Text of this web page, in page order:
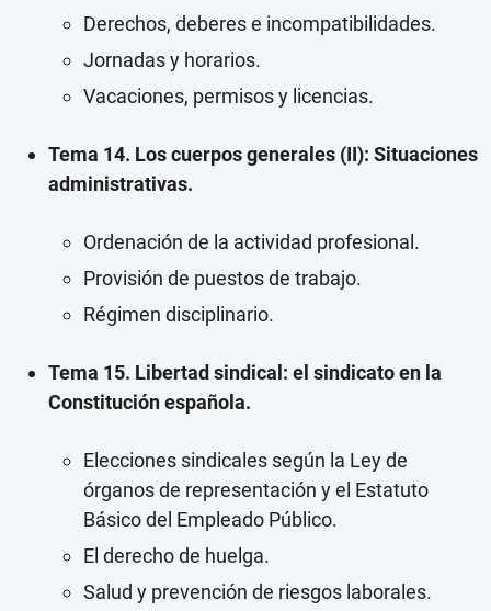
Derechos, deberes e incompatibilidades.
Jornadas y horarios.
Vacaciones, permisos y licencias.
Tema 14. Los cuerpos generales (II): Situaciones
administrativas.
Ordenación de la actividad profesional.
Provisión de puestos de trabajo.
Régimen disciplinario.
Tema 15. Libertad sindical: el sindicato en la
Constitución española.
Elecciones sindicales según la Ley de
órganos de representación y el Estatuto
Básico del Empleado Público.
El derecho de huelga.
Salud y prevención de riesgos laborales.